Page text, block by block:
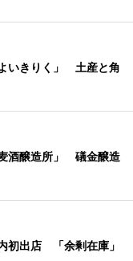
いきりく」 土産と角
酒醸造所」 礒金醸造
初出店 「余剰在庫」